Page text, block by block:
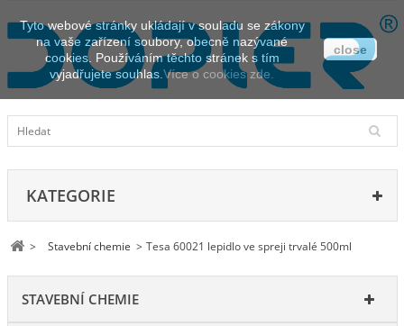
KATEGORIE
> Stavební chemie > Tesa 60021 lepidlo ve spreji trvalé 500ml
STAVEBNÍ CHEMIE
Tyto webové stránky ukládají v souladu se zákony
na vaše zařízení soubory, obecně nazývané
cookies. Používáním těchto stránek s tím
vyjadřujete souhlas. Více o cookies zde.
close